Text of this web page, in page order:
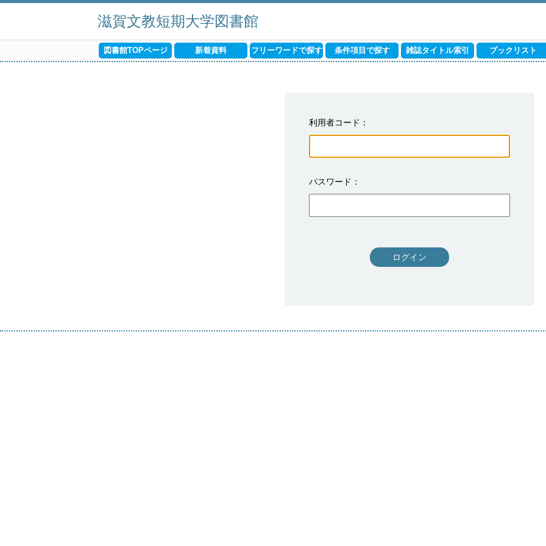
滋賀文教短期大学図書館
図書館TOPページ 新着資料 フリーワードで探す 条件項目で探す 雑誌タイトル索引 ブックリスト
利用者コード
パスワード
ログイン